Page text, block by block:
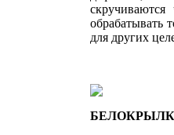
обрабатывать
для других